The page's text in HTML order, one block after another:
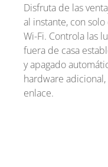
Disfruta de las
al instante, con
Wi-Fi. Controla las
fuera de casa
y apagado
hardware
enlace.